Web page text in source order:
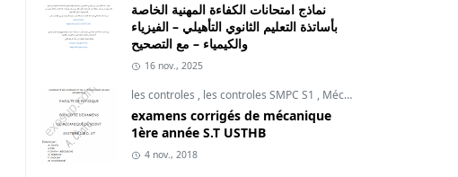
نماذج امتحانات الكفاءة المهنية الخاصة
بأساتذة التعليم الثانوي التأهيلي – الفيزياء
والكيمياء – مع التصحيح
16 nov., 2025
les controles , les controles SMPC S1 , Mécanique du point
examens corrigés de mécanique
1ère année S.T USTHB
4 nov., 2018